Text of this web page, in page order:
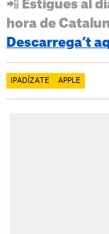
📲 Estigues al
hora de
Descarrega’t
IPADÍZATE APPLE